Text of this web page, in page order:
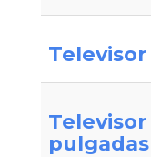
pulgadas